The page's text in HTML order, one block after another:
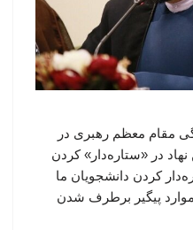
مقام معظم رهبری در
در «ستاره‌دار» کردن
کردن دانشجویان ما
پیگیر برطرف شدن